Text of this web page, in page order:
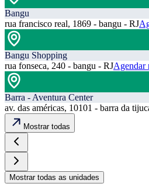
Bangu
rua francisco real, 1869 - bangu - RJ
Bangu Shopping
rua fonseca, 240 - bangu - RJAgendar
Barra - Aventura Center
av. das américas, 10101 - barra da
Mostrar todas
Mostrar todas as unidades